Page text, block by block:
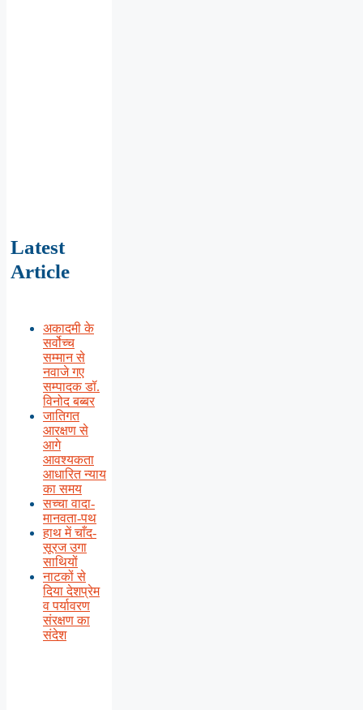
Latest
Article
अकादमी के
सर्वोच्च
सम्मान से
नवाजे गए
सम्पादक डॉ.
विनोद बब्बर
जातिगत
आरक्षण से
आगे
आवश्यकता
आधारित न्याय
का समय
सच्चा वादा-
मानवता-पथ
हाथ में चाँद-
सूरज उगा
साथियों
नाटकों से
दिया देशप्रेम
व पर्यावरण
संरक्षण का
संदेश